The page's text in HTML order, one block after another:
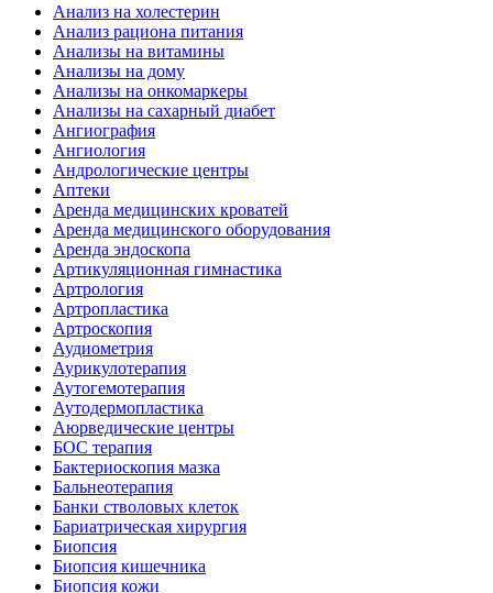
Анализ на холестерин
Анализ рациона питания
Анализы на витамины
Анализы на дому
Анализы на онкомаркеры
Анализы на сахарный диабет
Ангиография
Ангиология
Андрологические центры
Аптеки
Аренда медицинских кроватей
Аренда медицинского оборудования
Аренда эндоскопа
Артикуляционная гимнастика
Артрология
Артропластика
Артроскопия
Аудиометрия
Аурикулотерапия
Аутогемотерапия
Аутодермопластика
Аюрведические центры
БОС терапия
Бактериоскопия мазка
Бальнеотерапия
Банки стволовых клеток
Бариатрическая хирургия
Биопсия
Биопсия кишечника
Биопсия кожи